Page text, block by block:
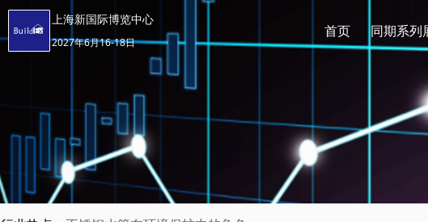
上海新国际博览中心
2027年6月16-18日
首页 同期系列